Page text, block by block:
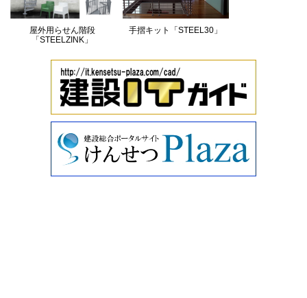
屋外用らせん階段
「STEELZINK」
手摺キット「STEEL30」